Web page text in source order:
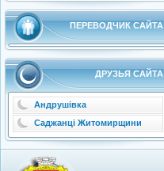
ПЕРЕВОДЧИК САЙТА
ДРУЗЬЯ САЙТА
Андрушівка
Саджанці Житомирщини